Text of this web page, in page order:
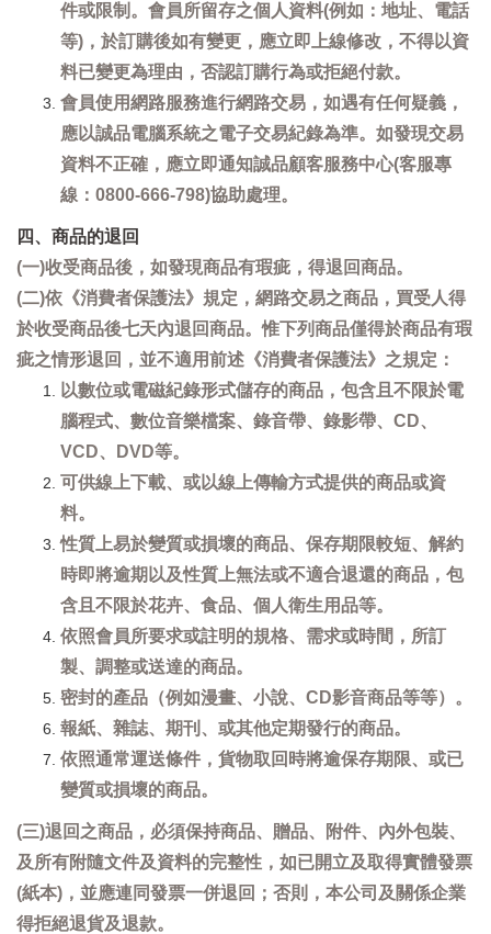
件或限制。會員所留存之個人資料(例如：地址、電話
等)，於訂購後如有變更，應立即上線修改，不得以資
料已變更為理由，否認訂購行為或拒絕付款。
會員使用網路服務進行網路交易，如遇有任何疑義，
應以誠品電腦系統之電子交易紀錄為準。如發現交易
資料不正確，應立即通知誠品顧客服務中心(客服專
線：0800-666-798)協助處理。
四、商品的退回
(一)收受商品後，如發現商品有瑕疵，得退回商品。
(二)依《消費者保護法》規定，網路交易之商品，買受人得
於收受商品後七天內退回商品。惟下列商品僅得於商品有瑕
疵之情形退回，並不適用前述《消費者保護法》之規定：
以數位或電磁紀錄形式儲存的商品，包含且不限於電
腦程式、數位音樂檔案、錄音帶、錄影帶、CD、
VCD、DVD等。
可供線上下載、或以線上傳輸方式提供的商品或資
料。
性質上易於變質或損壞的商品、保存期限較短、解約
時即將逾期以及性質上無法或不適合退還的商品，包
含且不限於花卉、食品、個人衛生用品等。
依照會員所要求或註明的規格、需求或時間，所訂
製、調整或送達的商品。
密封的產品（例如漫畫、小說、CD影音商品等等）。
報紙、雜誌、期刊、或其他定期發行的商品。
依照通常運送條件，貨物取回時將逾保存期限、或已
變質或損壞的商品。
(三)退回之商品，必須保持商品、贈品、附件、內外包裝、
及所有附隨文件及資料的完整性，如已開立及取得實體發票
(紙本)，並應連同發票一併退回；否則，本公司及關係企業
得拒絕退貨及退款。